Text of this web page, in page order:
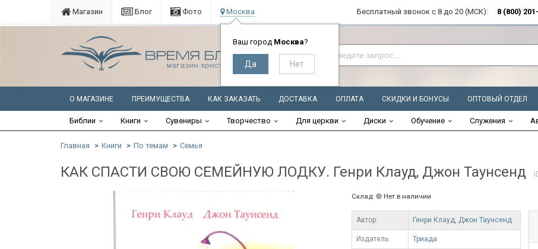
Магазин Блог Фото Москва
Ваш город Москва?
Бесплатный звонок с 8 до 20 (МСК): 8 (800)
О МАГАЗИНЕ ПРЕИМУЩЕСТВА КАК ЗАКАЗАТЬ ДОСТАВКА ОПЛАТА СКИДКИ И БОНУСЫ ОПТОВЫЙ ОТДЕЛ
Библии Книги Сувениры Творчество Для церкви Диски Обучение Служения
Главная Книги По темам Семья
КАК СПАСТИ СВОЮ СЕМЕЙНУЮ ЛОДКУ. Генри Клауд, Джон Таунсенд
Склад: Нет в наличии
Автор: Генри Клауд, Джон Таунсенд
Издатель: Триада